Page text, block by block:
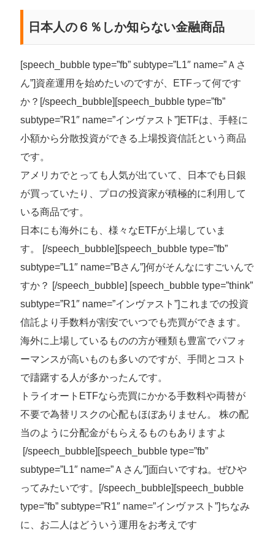
日本人の６％しか知らない金融商品
[speech_bubble type=”fb” subtype=”L1″ name=”Ａさ
ん”]資産運用を始めたいのですが、ETFって何です
か？ [/speech_bubble] [speech_bubble type=”fb”
subtype=”R1″ name=”インヴァスト”] ETFは、手軽に
小額から分散投資ができる上場投資信託という商品
です。
アメリカでとっても人気が出ていて、日本でも日銀
が買っていたり、プロの投資家が積極的に利用して
いる商品です。
日本にも海外にも、様々なETFが上場していま
す。
[/speech_bubble] [speech_bubble type=”fb”
subtype=”L1″ name=”Bさん”]何がそんなにすごいんで
すか？ [/speech_bubble] [speech_bubble type=”think”
subtype=”R1″ name=”インヴァスト”] これまでの投資
信託より手数料が割安でいつでも売買ができます。
海外に上場しているものの方が種類も豊富でパフォ
ーマンスが高いものも多いのですが、手間とコスト
で躊躇する人が多かったんです。
トライオートETFなら売買にかかる手数料や両替が
不要で為替リスクの心配もほぼありません。 株の配
当のように分配金がもらえるものもありますよ
[/speech_bubble][speech_bubble type=”fb”
subtype=”L1″ name=”Ａさん”]面白いですね。ぜひや
ってみたいです。
[/speech_bubble][speech_bubble
type=”fb” subtype=”R1″ name=”インヴァスト”]ちなみ
に、お二人はどういう運用をお考えです